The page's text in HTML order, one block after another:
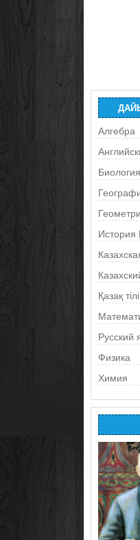
Алгебра
Биология
История
Қазақ тілі
Русский
Физика
Химия